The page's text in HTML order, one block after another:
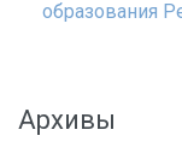
образования
Архивы